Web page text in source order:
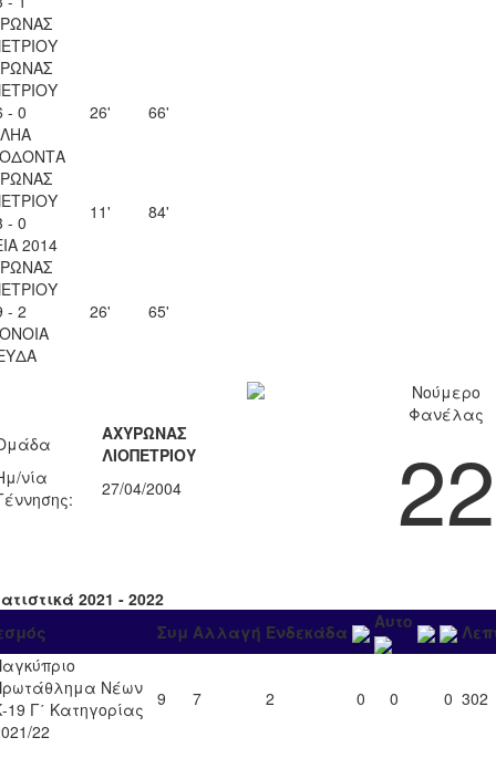
- 0
26' 66'
- 0
2014
11' 84'
- 2
26' 65'
ΑΧΥΡΩΝΑΣ
ΛΙΟΠΕΤΡΙΟΥ
νία
27/04/2004
Νούμερο
Φανέλας
22
2021 - 2022
Συμ Αλλαγή Ενδεκάδα Αυτο
Νέων
19 Γ΄ Κατηγορίας
22
9 7 2 0 0 0 302